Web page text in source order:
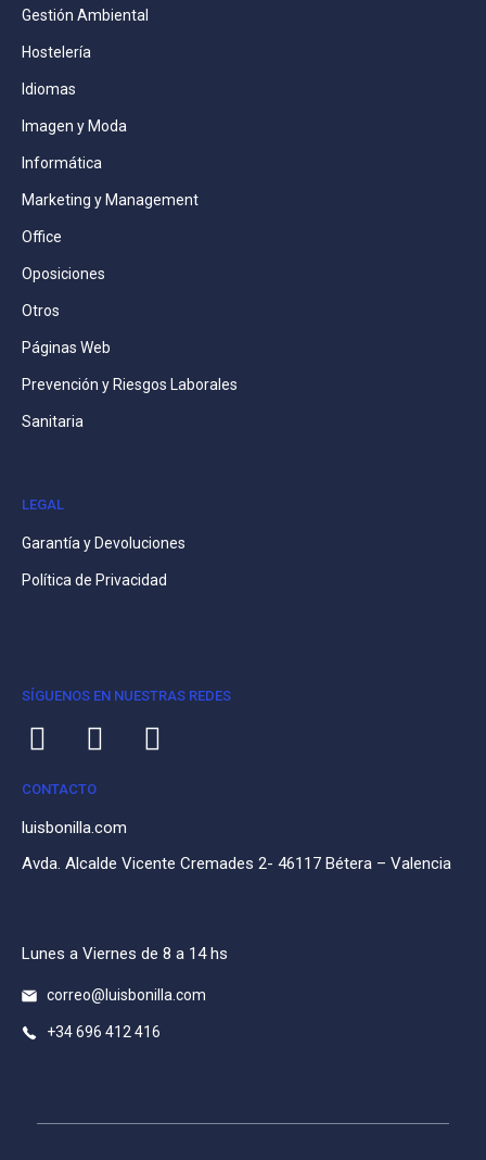
Gestión Ambiental
Hostelería
Idiomas
Imagen y Moda
Informática
Marketing y Management
Office
Oposiciones
Otros
Páginas Web
Prevención y Riesgos Laborales
Sanitaria
LEGAL
Garantía y Devoluciones
Política de Privacidad
SÍGUENOS EN NUESTRAS REDES
CONTACTO
luisbonilla.com
Avda. Alcalde Vicente Cremades 2- 46117 Bétera – Valencia
Lunes a Viernes de 8 a 14 hs
correo@luisbonilla.com
+34 696 412 416